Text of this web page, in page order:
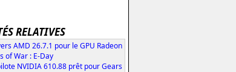
RELATIVES
AMD 26.7.1 pour le GPU Radeon
of War : E-Day
NVIDIA 610.88 prêt pour Gears